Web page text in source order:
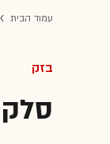
עמוד הבית
בזק